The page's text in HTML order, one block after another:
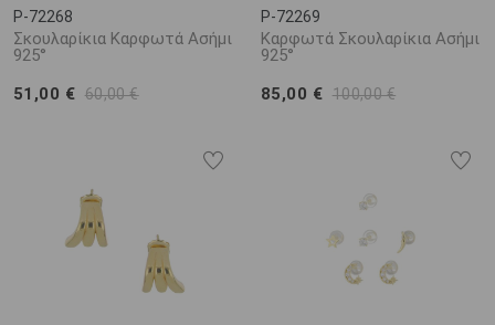
P-72268
Σκουλαρίκια Καρφωτά Ασήμι
925°
51,00 € 60,00 €
P-72269
Καρφωτά Σκουλαρίκια Ασήμι
925°
85,00 € 100,00 €